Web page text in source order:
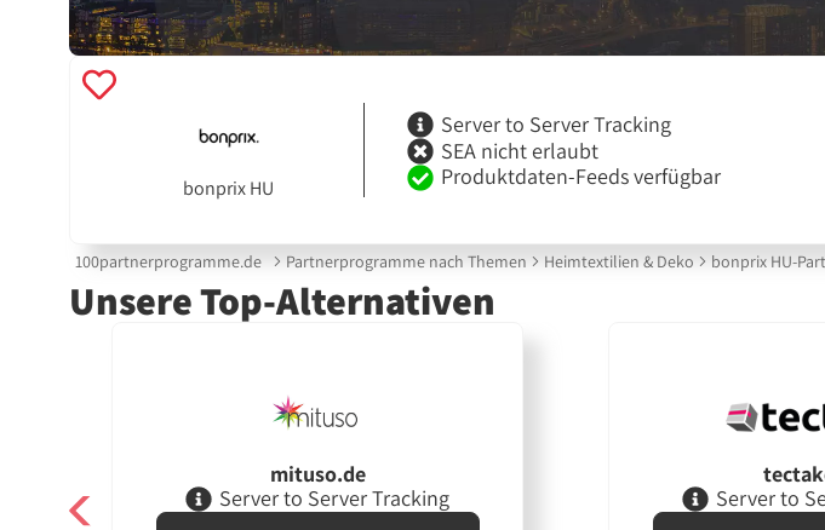
bonprix HU
Server to Server Tracking
SEA nicht erlaubt
Produktdaten-Feeds verfügbar
100partnerprogramme.de Partnerprogramme nach Themen Heimtextilien & Deko bonprix HU-
Unsere Top-Alternativen
mituso.de
Server to Server Tracking
Server to